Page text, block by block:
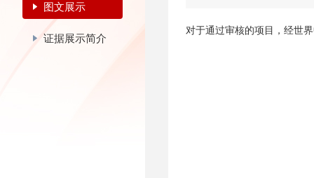
图文展示
证据展示简介
对于通过审核的项目，经世